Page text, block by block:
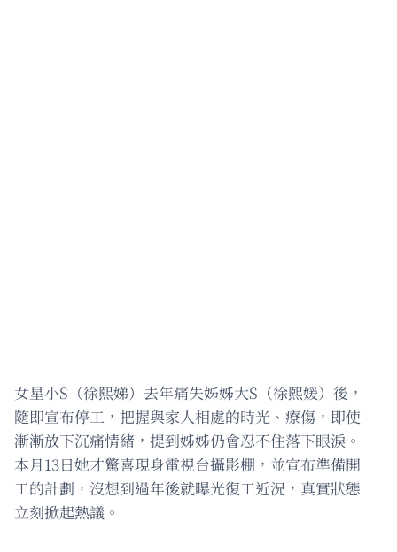
女星小S（徐熙娣）去年痛失姊姊大S（徐熙媛）後，
隨即宣布停工，把握與家人相處的時光、療傷，即使
漸漸放下沉痛情緒，提到姊姊仍會忍不住落下眼淚。
本月13日她才驚喜現身電視台攝影棚，並宣布準備開
工的計劃，沒想到過年後就曝光復工近況，真實狀態
立刻掀起熱議。